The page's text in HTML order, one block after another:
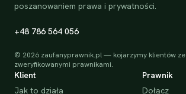
poszanowaniem prawa i prywatności.
+48 786 564 056
© 2026 zaufanyprawnik.pl — kojarzymy klientów ze
zweryfikowanymi prawnikami.
Klient
Jak to działa
Prawnik
Dołącz